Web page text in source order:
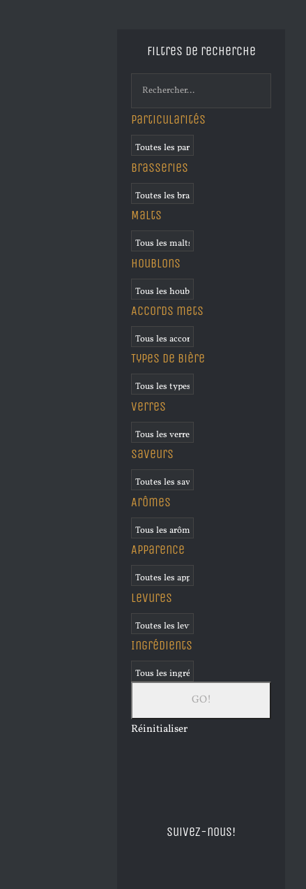
Filtres de recherche
Particularités
Brasseries
Malts
Houblons
Accords mets
Types de bière
Verres
Saveurs
Arômes
Apparence
Levures
Ingrédients
Réinitialiser
Suivez-nous!